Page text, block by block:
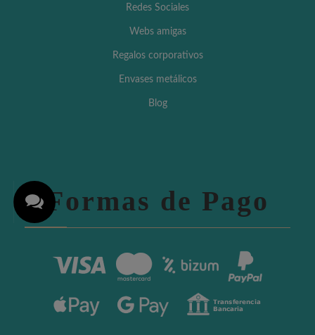
Redes Sociales
Webs amigas
Regalos corporativos
Envases metálicos
Blog
Formas de Pago